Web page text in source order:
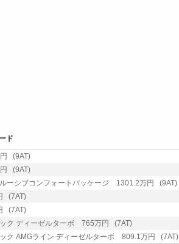
ド
(9AT)
(9AT)
ーシブコンフォートパッケージ 1301.2万円 (9AT)
(7AT)
(7AT)
ク ディーゼルターボ 765万円 (7AT)
ク AMGライン ディーゼルターボ 809.1万円 (7AT)